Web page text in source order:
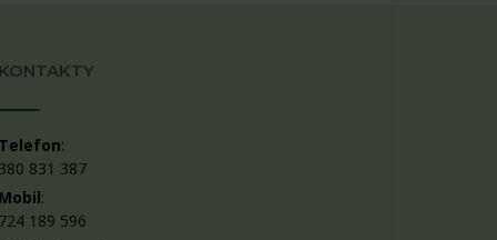
:
831 387
:
189 596